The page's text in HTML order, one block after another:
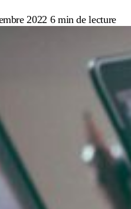
2022 6 min de lecture